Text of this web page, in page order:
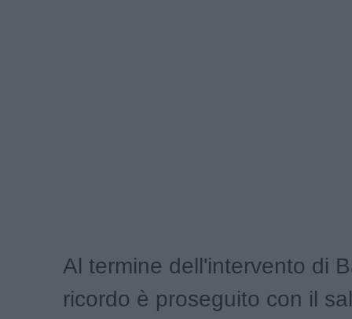
Al termine dell'intervento di
ricordo è proseguito con il